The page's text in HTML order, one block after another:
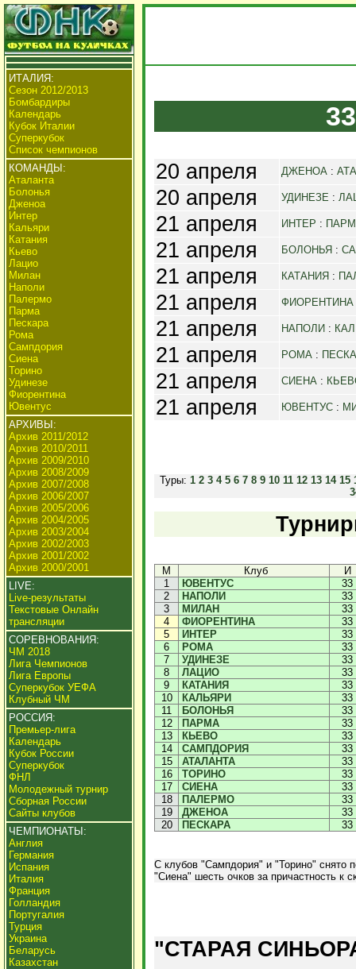
ИТАЛИЯ:
Сезон 2012/2013
Бомбардиры
Календарь
Кубок Италии
Суперкубок
Список чемпионов
КОМАНДЫ:
Аталанта
Болонья
Дженоа
Интер
Кальяри
Катания
Кьево
Лацио
Милан
Наполи
Палермо
Парма
Пескара
Рома
Сампдория
Сиена
Торино
Удинезе
Фиорентина
Ювентус
АРХИВЫ:
Архив 2011/2012
Архив 2010/2011
Архив 2009/2010
Архив 2008/2009
Архив 2007/2008
Архив 2006/2007
Архив 2005/2006
Архив 2004/2005
Архив 2003/2004
Архив 2002/2003
Архив 2001/2002
Архив 2000/2001
LIVE:
Live-результаты
Текстовые Онлайн
трансляции
СОРЕВНОВАНИЯ:
ЧМ 2018
Лига Чемпионов
Лига Европы
Суперкубок УЕФА
Клубный ЧМ
РОССИЯ:
Премьер-лига
Календарь
Кубок России
Суперкубок
ФНЛ
Молодежный турнир
Сборная России
Сайты клубов
ЧЕМПИОНАТЫ:
Англия
Германия
Испания
Италия
Франция
Голландия
Португалия
Турция
Украина
Беларусь
Казахстан
20 апреля ДЖЕНОА :
20 апреля УДИНЕЗЕ :
21 апреля ИНТЕР :
21 апреля БОЛОНЬЯ :
21 апреля КАТАНИЯ :
21 апреля ФИОРЕНТИНА
21 апреля НАПОЛИ :
21 апреля РОМА :
21 апреля СИЕНА :
21 апреля ЮВЕНТУС :
Туры: 1 2 3 4 5 6 7 8 9 10 11 12 13 14 15
М Клуб
И
1
ЮВЕНТУС
33
2
НАПОЛИ
33
3
МИЛАН
33
4
ФИОРЕНТИНА
33
5
ИНТЕР
33
6
РОМА
33
7
УДИНЕЗЕ
33
8
ЛАЦИО
33
9
КАТАНИЯ
33
10
КАЛЬЯРИ
33
11
БОЛОНЬЯ
33
12
ПАРМА
33
13
КЬЕВО
33
14
САМПДОРИЯ
33
15
АТАЛАНТА
33
16
ТОРИНО
33
17
СИЕНА
33
18
ПАЛЕРМО
33
19
ДЖЕНОА
33
20
ПЕСКАРА 33
С клубов "Сампдория" и "Торино" снято
"Сиена" шесть очков за причастность к
"СТАРАЯ